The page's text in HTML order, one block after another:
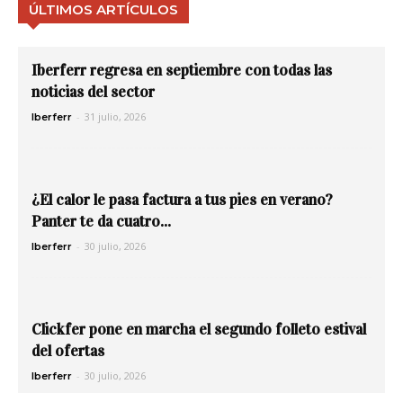
ÚLTIMOS ARTÍCULOS
Iberferr regresa en septiembre con todas las
noticias del sector
Iberferr - 31 julio, 2026
¿El calor le pasa factura a tus pies en verano?
Panter te da cuatro...
Iberferr - 30 julio, 2026
Clickfer pone en marcha el segundo folleto estival
del ofertas
Iberferr - 30 julio, 2026